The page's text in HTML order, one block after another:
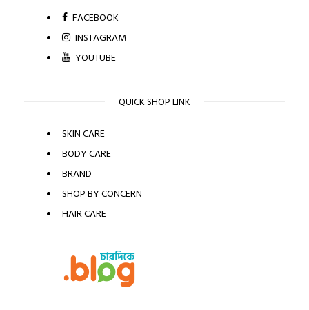
FACEBOOK
INSTAGRAM
YOUTUBE
QUICK SHOP LINK
SKIN CARE
BODY CARE
BRAND
SHOP BY CONCERN
HAIR CARE